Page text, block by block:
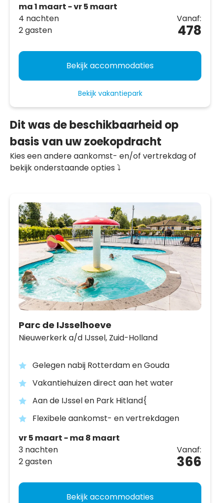
ma 1 maart - vr 5 maart
4 nachten
2 gasten
Vanaf:
478
Bekijk accommodaties
Bekijk vakantiepark
Dit was de beschikbaarheid op
basis van uw zoekopdracht
Kies een andere aankomst- en/of vertrekdag of
bekijk onderstaande opties ⤵️
Parc de IJsselhoeve
Nieuwerkerk a/d IJssel, Zuid-Holland
Gelegen nabij Rotterdam en Gouda
Vakantiehuizen direct aan het water
Aan de IJssel en Park Hitland{
Flexibele aankomst- en vertrekdagen
vr 5 maart - ma 8 maart
3 nachten
2 gasten
Vanaf:
366
Bekijk accommodaties